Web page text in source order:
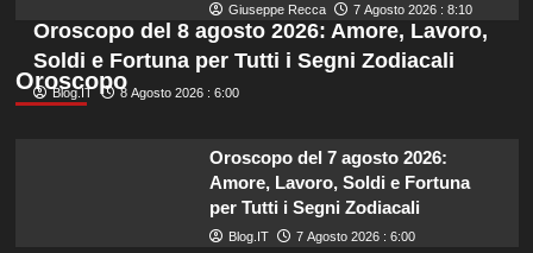
Giuseppe Recca 7 Agosto 2026 : 8:10
Oroscopo
Oroscopo del 8 agosto 2026: Amore, Lavoro,
Soldi e Fortuna per Tutti i Segni Zodiacali
Blog.IT 8 Agosto 2026 : 6:00
Oroscopo del 7 agosto 2026:
Amore, Lavoro, Soldi e Fortuna
per Tutti i Segni Zodiacali
Blog.IT 7 Agosto 2026 : 6:00